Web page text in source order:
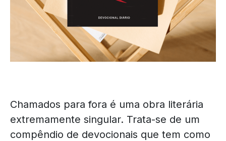
Chamados para fora é uma obra literária
extremamente singular. Trata-se de um
compêndio de devocionais que tem como